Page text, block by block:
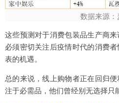
数据来源：
这些预测对于消费包装品生产商
必须密切关注后疫情时代的消费
表的机遇。
总的来说，线上购物者正在回归
注于必需品，他们曾经别无选择只